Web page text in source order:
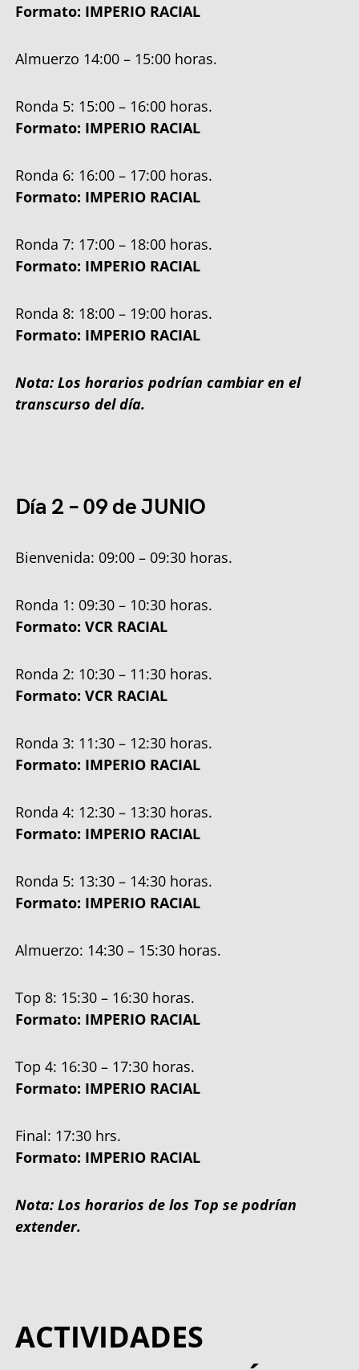
Formato: IMPERIO RACIAL
Almuerzo 14:00 – 15:00 horas.
Ronda 5: 15:00 – 16:00 horas.
Formato: IMPERIO RACIAL
Ronda 6: 16:00 – 17:00 horas.
Formato: IMPERIO RACIAL
Ronda 7: 17:00 – 18:00 horas.
Formato: IMPERIO RACIAL
Ronda 8: 18:00 – 19:00 horas.
Formato: IMPERIO RACIAL
Nota: Los horarios podrían cambiar en el
transcurso del día.
Día 2 –09 de JUNIO
Bienvenida: 09:00 – 09:30 horas.
Ronda 1: 09:30 – 10:30 horas.
Formato: VCR RACIAL
Ronda 2: 10:30 – 11:30 horas.
Formato: VCR RACIAL
Ronda 3: 11:30 – 12:30 horas.
Formato: IMPERIO RACIAL
Ronda 4: 12:30 – 13:30 horas.
Formato: IMPERIO RACIAL
Ronda 5: 13:30 – 14:30 horas.
Formato: IMPERIO RACIAL
Almuerzo: 14:30 – 15:30 horas.
Top 8: 15:30 – 16:30 horas.
Formato: IMPERIO RACIAL
Top 4: 16:30 – 17:30 horas.
Formato: IMPERIO RACIAL
Final: 17:30 hrs.
Formato: IMPERIO RACIAL
Nota: Los horarios de los Top se podrían
extender.
ACTIVIDADES